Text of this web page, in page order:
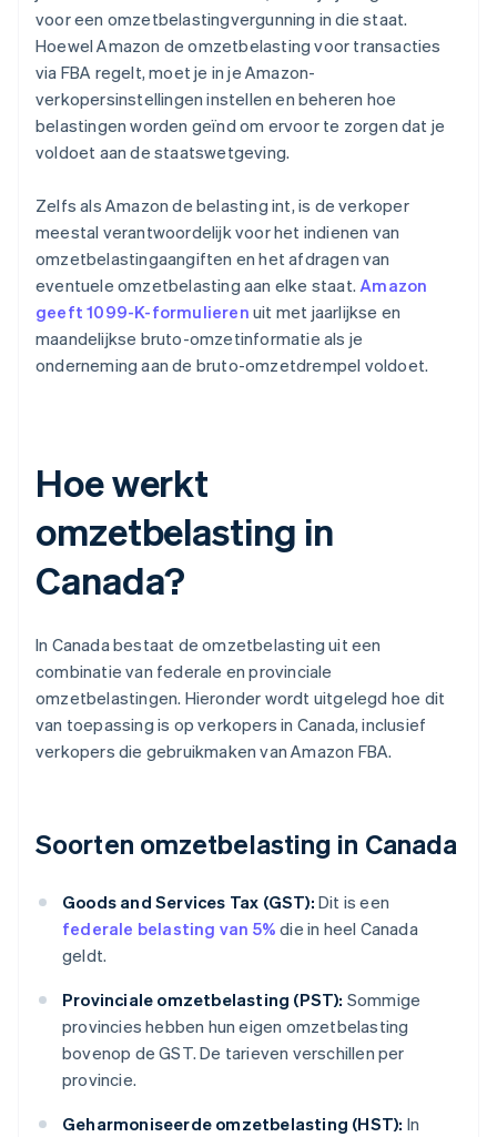
voor een omzetbelastingvergunning in die staat.
Hoewel Amazon de omzetbelasting voor transacties
via FBA regelt, moet je in je Amazon-
verkopersinstellingen instellen en beheren hoe
belastingen worden geïnd om ervoor te zorgen dat je
voldoet aan de staatswetgeving.
Zelfs als Amazon de belasting int, is de verkoper
meestal verantwoordelijk voor het indienen van
omzetbelastingaangiften en het afdragen van
eventuele omzetbelasting aan elke staat.Amazon
geeft 1099-K-formulieren uit met jaarlijkse en
maandelijkse bruto-omzetinformatie als je
onderneming aan de bruto-omzetdrempel voldoet.
Hoe werkt
omzetbelasting in
Canada?
In Canada bestaat de omzetbelasting uit een
combinatie van federale en provinciale
omzetbelastingen. Hieronder wordt uitgelegd hoe dit
van toepassing is op verkopers in Canada, inclusief
verkopers die gebruikmaken van Amazon FBA.
Soorten omzetbelasting in Canada
Goods and Services Tax (GST): Dit is een
federale belasting van 5% die in heel Canada
geldt.
Provinciale omzetbelasting (PST): Sommige
provincies hebben hun eigen omzetbelasting
bovenop de GST. De tarieven verschillen per
provincie.
Geharmoniseerde omzetbelasting (HST): In